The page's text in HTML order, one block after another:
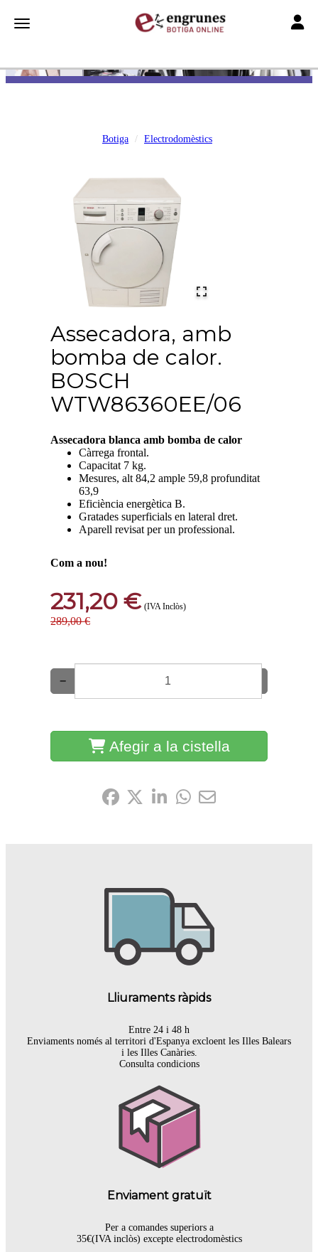
Toggle navigation
Botiga Electrodomèstics
Assecadora, amb
bomba de calor.
BOSCH
WTW86360EE/06
Assecadora blanca amb bomba de calor
Càrrega frontal.
Capacitat 7 kg.
Mesures, alt 84,2 ample 59,8 profunditat
63,9
Eficiència energètica B.
Gratades superficials en lateral dret.
Aparell revisat per un professional.
Com a nou!
231,20 € (IVA Inclòs)
289,00 €
−
Afegir a la cistella
Lliuraments ràpids
Entre 24 i 48 h
Enviaments només al territori d'Espanya excloent les Illes Balears
i les Illes Canàries.
Consulta condicions
Enviament gratuït
Per a comandes superiors a
35€(IVA inclòs) excepte electrodomèstics